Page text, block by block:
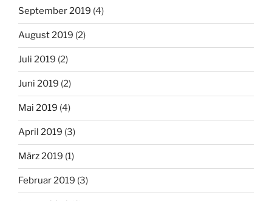
September 2019 (4)
August 2019 (2)
Juli 2019 (2)
Juni 2019 (2)
Mai 2019 (4)
April 2019 (3)
März 2019 (1)
Februar 2019 (3)